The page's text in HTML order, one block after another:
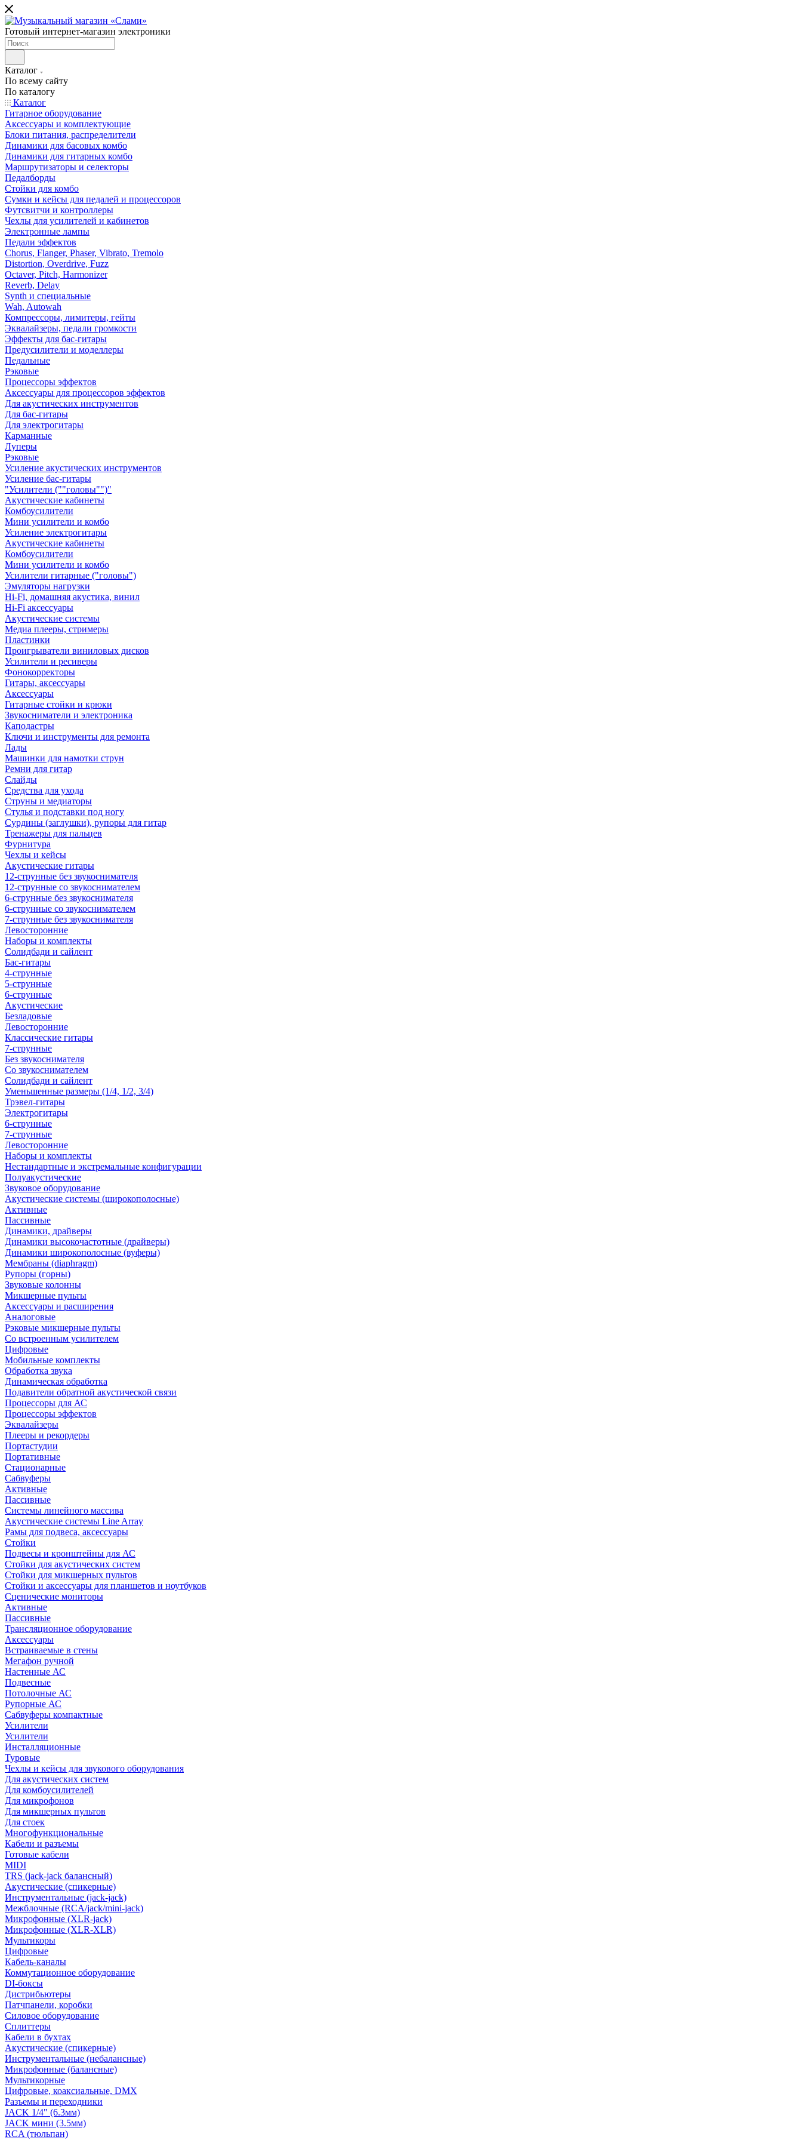
Готовый интернет-магазин электроники
Каталог
По всему сайту
По каталогу
Каталог
Гитарное оборудование
Аксессуары и комплектующие
Блоки питания, распределители
Динамики для басовых комбо
Динамики для гитарных комбо
Маршрутизаторы и селекторы
Педалборды
Стойки для комбо
Сумки и кейсы для педалей и процессоров
Футсвитчи и контроллеры
Чехлы для усилителей и кабинетов
Электронные лампы
Педали эффектов
Chorus, Flanger, Phaser, Vibrato, Tremolo
Distortion, Overdrive, Fuzz
Octaver, Pitch, Harmonizer
Reverb, Delay
Synth и специальные
Wah, Autowah
Компрессоры, лимитеры, гейты
Эквалайзеры, педали громкости
Эффекты для бас-гитары
Предусилители и моделлеры
Педальные
Рэковые
Процессоры эффектов
Аксессуары для процессоров эффектов
Для акустических инструментов
Для бас-гитары
Для электрогитары
Карманные
Луперы
Рэковые
Усиление акустических инструментов
Усиление бас-гитары
"Усилители (""головы"")"
Акустические кабинеты
Комбоусилители
Мини усилители и комбо
Усиление электрогитары
Акустические кабинеты
Комбоусилители
Мини усилители и комбо
Усилители гитарные ("головы")
Эмуляторы нагрузки
Hi-Fi, домашняя акустика, винил
Hi-Fi аксессуары
Акустические системы
Медиа плееры, стримеры
Пластинки
Проигрыватели виниловых дисков
Усилители и ресиверы
Фонокорректоры
Гитары, аксессуары
Аксессуары
Гитарные стойки и крюки
Звукосниматели и электроника
Каподастры
Ключи и инструменты для ремонта
Лады
Машинки для намотки струн
Ремни для гитар
Слайды
Средства для ухода
Струны и медиаторы
Стулья и подставки под ногу
Сурдины (заглушки), рупоры для гитар
Тренажеры для пальцев
Фурнитура
Чехлы и кейсы
Акустические гитары
12-струнные без звукоснимателя
12-струнные со звукоснимателем
6-струнные без звукоснимателя
6-струнные со звукоснимателем
7-струнные без звукоснимателя
Левосторонние
Наборы и комплекты
Солидбади и сайлент
Бас-гитары
4-струнные
5-струнные
6-струнные
Акустические
Безладовые
Левосторонние
Классические гитары
7-струнные
Без звукоснимателя
Со звукоснимателем
Солидбади и сайлент
Уменьшенные размеры (1/4, 1/2, 3/4)
Трэвел-гитары
Электрогитары
6-струнные
7-струнные
Левосторонние
Наборы и комплекты
Нестандартные и экстремальные конфигурации
Полуакустические
Звуковое оборудование
Акустические системы (широкополосные)
Активные
Пассивные
Динамики, драйверы
Динамики высокочастотные (драйверы)
Динамики широкополосные (вуферы)
Мембраны (diaphragm)
Рупоры (горны)
Звуковые колонны
Микшерные пульты
Аксессуары и расширения
Аналоговые
Рэковые микшерные пульты
Со встроенным усилителем
Цифровые
Мобильные комплекты
Обработка звука
Динамическая обработка
Подавители обратной акустической связи
Процессоры для АС
Процессоры эффектов
Эквалайзеры
Плееры и рекордеры
Портастудии
Портативные
Стационарные
Сабвуферы
Активные
Пассивные
Системы линейного массива
Акустические системы Line Array
Рамы для подвеса, аксессуары
Стойки
Подвесы и кронштейны для АС
Стойки для акустических систем
Стойки для микшерных пультов
Стойки и аксессуары для планшетов и ноутбуков
Сценические мониторы
Активные
Пассивные
Трансляционное оборудование
Аксессуары
Встраиваемые в стены
Мегафон ручной
Настенные АС
Подвесные
Потолочные АС
Рупорные АС
Сабвуферы компактные
Усилители
Усилители
Инсталляционные
Туровые
Чехлы и кейсы для звукового оборудования
Для акустических систем
Для комбоусилителей
Для микрофонов
Для микшерных пультов
Для стоек
Многофункциональные
Кабели и разъемы
Готовые кабели
MIDI
TRS (jack-jack балансный)
Акустические (спикерные)
Инструментальные (jack-jack)
Межблочные (RCA/jack/mini-jack)
Микрофонные (XLR-jack)
Микрофонные (XLR-XLR)
Мультикоры
Цифровые
Кабель-каналы
Коммутационное оборудование
DI-боксы
Дистрибьютеры
Патчпанели, коробки
Силовое оборудование
Сплиттеры
Кабели в бухтах
Акустические (спикерные)
Инструментальные (небалансные)
Микрофонные (балансные)
Мультикорные
Цифровые, коаксиальные, DMX
Разъемы и переходники
JACK 1/4" (6.3мм)
JACK мини (3.5мм)
RCA (тюльпан)